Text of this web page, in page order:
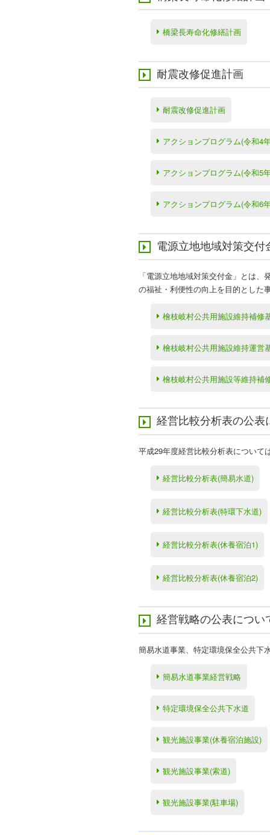
橋梁長寿命化修繕計画
耐震改修促進計画
耐震改修促進計画
アクションプログラム(令和4
アクションプログラム(令和5
アクションプログラム(令和6
電源立地地域対策交付
「電源立地地域対策交付金」とは
の福祉・利便性の向上を目的とした
檜枝岐村公共用施設維持補修
檜枝岐村公共用施設維持運営
檜枝岐村公共用施設等維持補
経営比較分析表の公表
平成29年度経営比較分析表について
経営比較分析表(簡易水道)
経営比較分析表(特環下水道)
経営比較分析表(休養宿泊1)
経営比較分析表(休養宿泊2)
経営戦略の公表につい
簡易水道事業、特定環境保全公共下
簡易水道事業経営戦略
特定環境保全公共下水道
観光施設事業(休養宿泊施設)
観光施設事業(索道)
観光施設事業(駐車場)